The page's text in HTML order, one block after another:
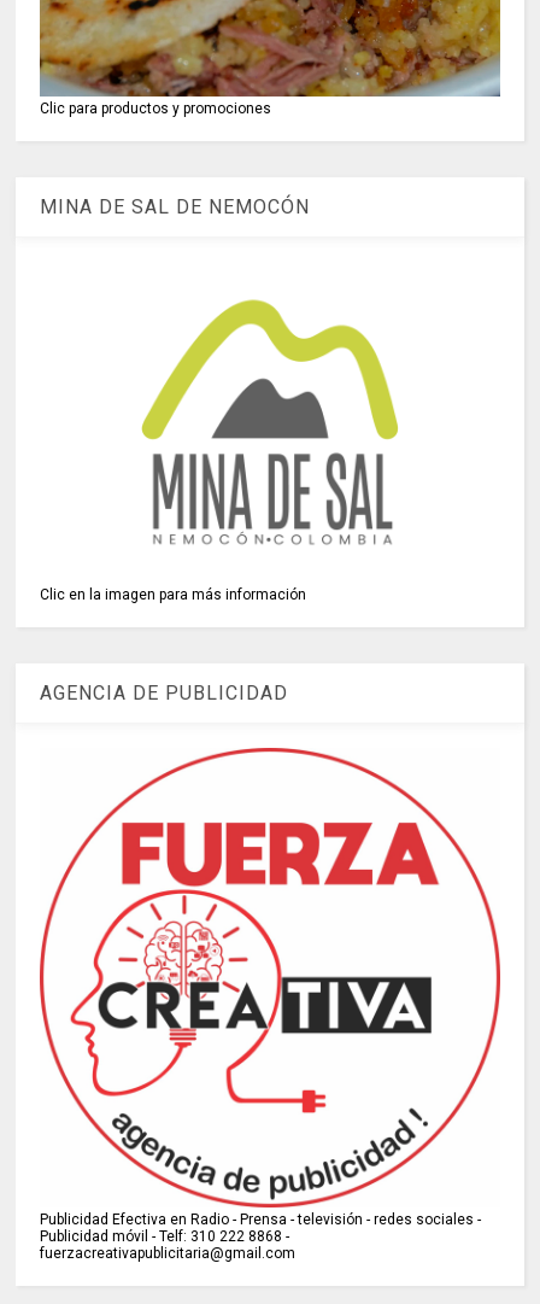
Clic para productos y promociones
MINA DE SAL DE NEMOCÓN
Clic en la imagen para más información
AGENCIA DE PUBLICIDAD
Publicidad Efectiva en Radio - Prensa - televisión - redes sociales -
Publicidad móvil - Telf: 310 222 8868 -
fuerzacreativapublicitaria@gmail.com